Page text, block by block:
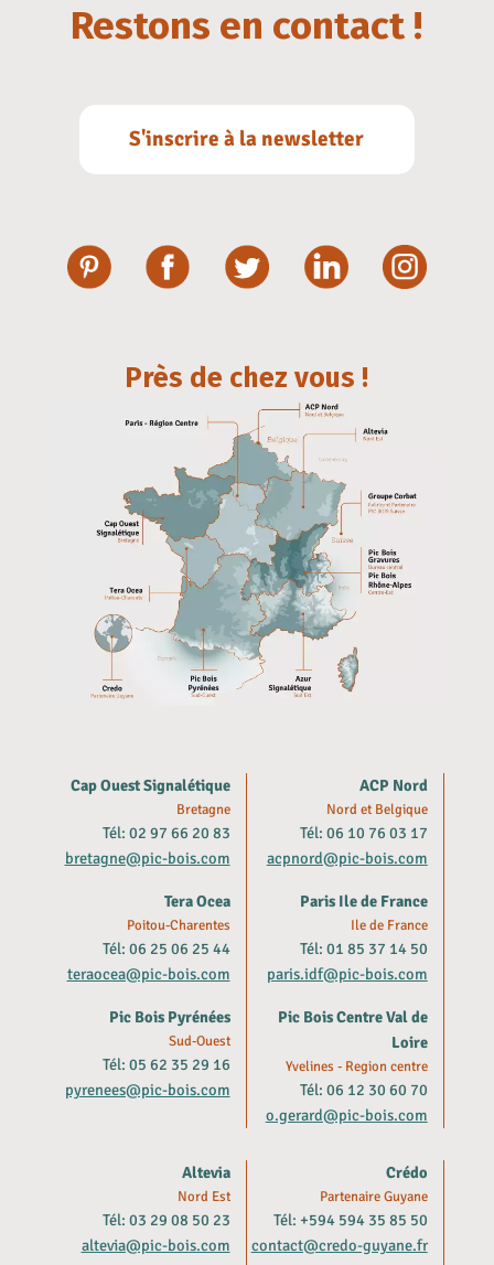
Restons en contact !
S'inscrire à la newsletter
Près de chez vous !
Cap Ouest Signalétique
Bretagne
Tél: 02 97 66 20 83
bretagne@pic-bois.com
Tera Ocea
Poitou-Charentes
Tél: 06 25 06 25 44
teraocea@pic-bois.com
Pic Bois Pyrénées
Sud-Ouest
Tél: 05 62 35 29 16
pyrenees@pic-bois.com
ACP Nord
Nord et Belgique
Tél: 06 10 76 03 17
acpnord@pic-bois.com
Paris Ile de France
Ile de France
Tél: 01 85 37 14 50
paris.idf@pic-bois.com
Pic Bois Centre Val de
Loire
Yvelines - Region centre
Tél: 06 12 30 60 70
o.gerard@pic-bois.com
Altevia
Nord Est
Tél: 03 29 08 50 23
altevia@pic-bois.com
Crédo
Partenaire Guyane
Tél: +594 594 35 85 50
contact@credo-guyane.fr